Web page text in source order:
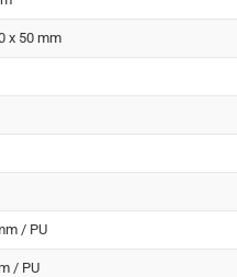
x 50 mm
/ PU
/ PU